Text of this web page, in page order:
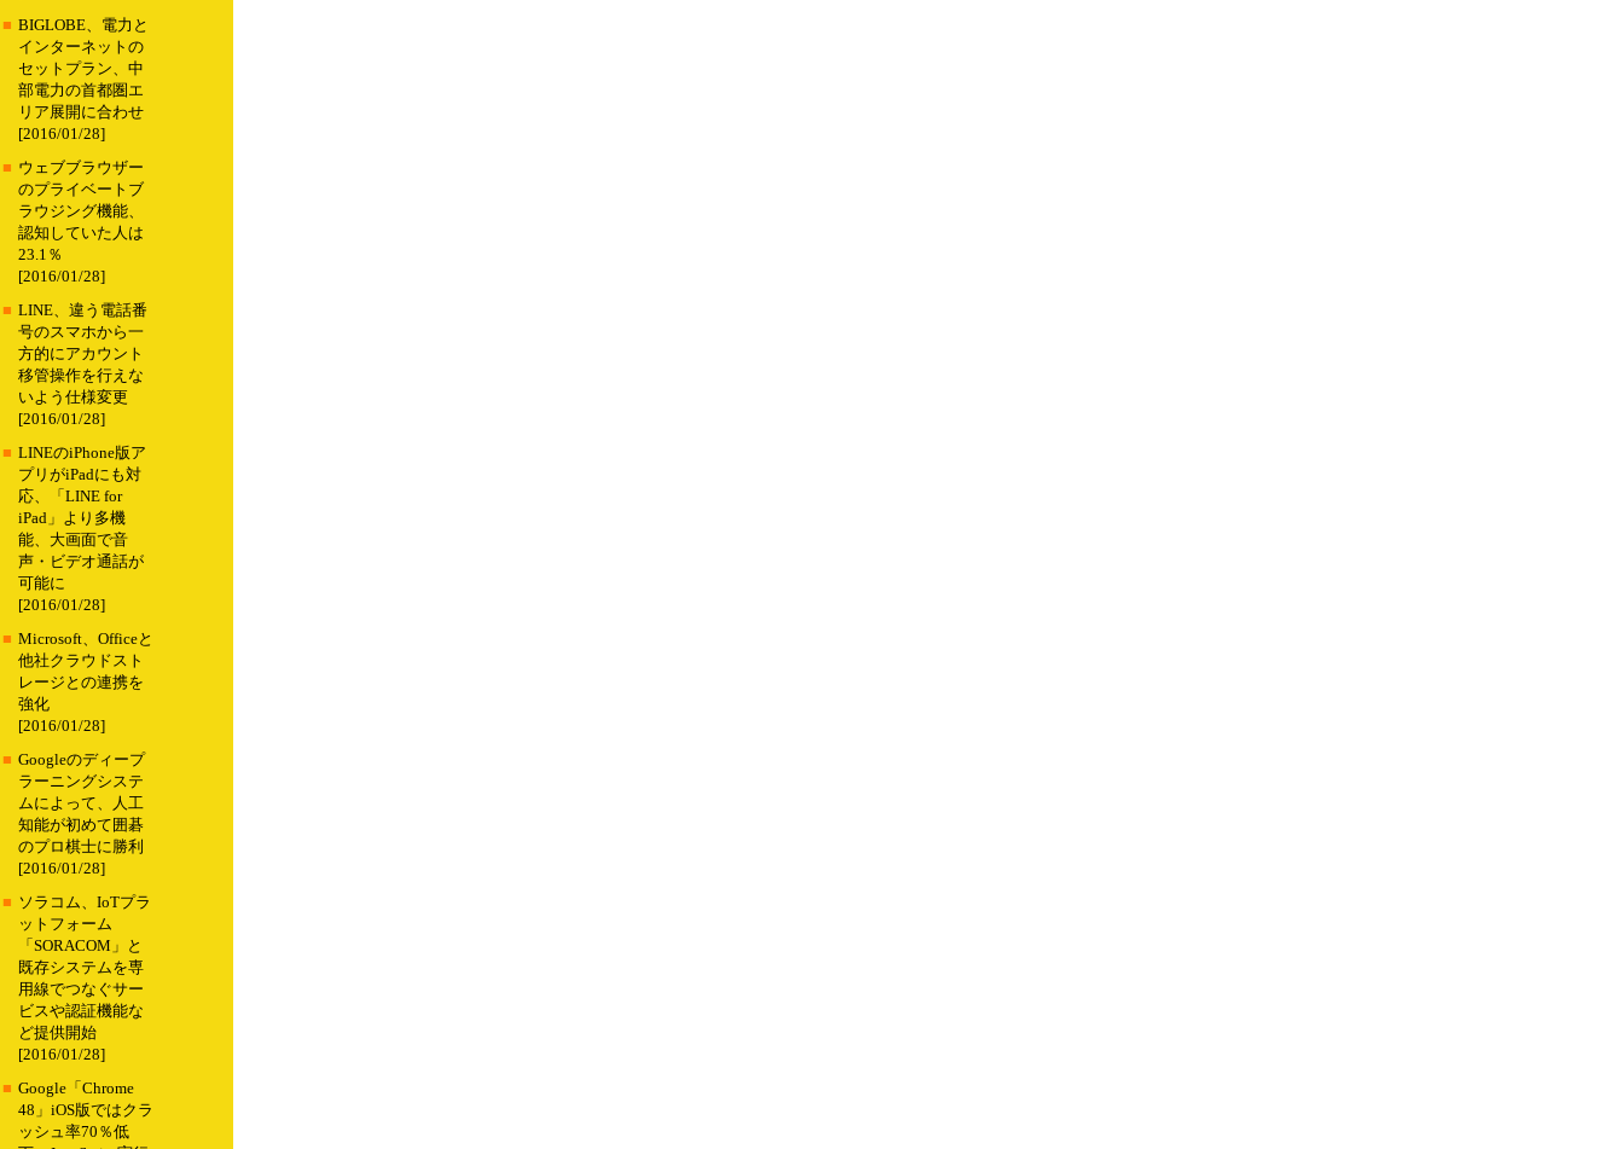
■ BIGLOBE、電力と
インターネットの
セットプラン、中
部電力の首都圏エ
リア展開に合わせ
[2016/01/28]
■ ウェブブラウザー
のプライベートブ
ラウジング機能、
認知していた人は
23.1％
[2016/01/28]
■ LINE、違う電話番
号のスマホから一
方的にアカウント
移管操作を行えな
いよう仕様変更
[2016/01/28]
■ LINEのiPhone版ア
プリがiPadにも対
応、「LINE for
iPad」より多機
能、大画面で音
声・ビデオ通話が
可能に
[2016/01/28]
■ Microsoft、Officeと
他社クラウドスト
レージとの連携を
強化
[2016/01/28]
■ Googleのディープ
ラーニングシステ
ムによって、人工
知能が初めて囲碁
のプロ棋士に勝利
[2016/01/28]
■ ソラコム、IoTプラ
ットフォーム
「SORACOM」と
既存システムを専
用線でつなぐサー
ビスや認証機能な
ど提供開始
[2016/01/28]
■ Google「Chrome
48」iOS版ではクラ
ッシュ率70％低